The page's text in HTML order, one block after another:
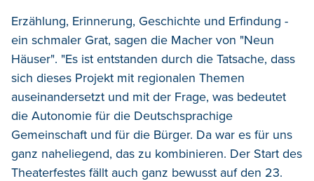
Erzählung, Erinnerung, Geschichte und Erfindung -
ein schmaler Grat, sagen die Macher von "Neun
Häuser". "Es ist entstanden durch die Tatsache, dass
sich dieses Projekt mit regionalen Themen
auseinandersetzt und mit der Frage, was bedeutet
die Autonomie für die Deutschsprachige
Gemeinschaft und für die Bürger. Da war es für uns
ganz naheliegend, das zu kombinieren. Der Start des
Theaterfestes fällt auch ganz bewusst auf den 23.